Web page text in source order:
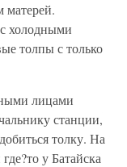
матерей.
холодными
толпы с только
лицами
станции,
толку. На
у Батайска